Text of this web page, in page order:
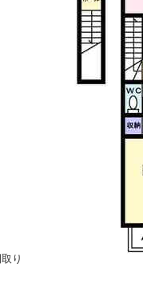
り